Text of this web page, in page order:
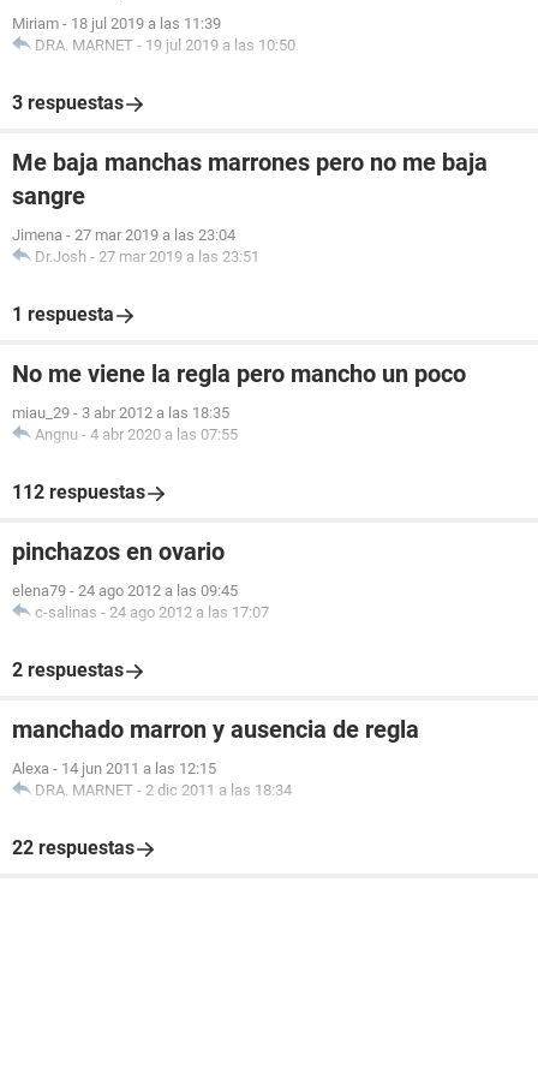
Miriam - 18 jul 2019 a las 11:39
DRA. MARNET - 19 jul 2019 a las 10:50
3 respuestas
Me baja manchas marrones pero no me baja
sangre
Jimena - 27 mar 2019 a las 23:04
Dr.Josh - 27 mar 2019 a las 23:51
1 respuesta
No me viene la regla pero mancho un poco
miau_29 - 3 abr 2012 a las 18:35
Angnu - 4 abr 2020 a las 07:55
112 respuestas
pinchazos en ovario
elena79 - 24 ago 2012 a las 09:45
c-salinas - 24 ago 2012 a las 17:07
2 respuestas
manchado marron y ausencia de regla
Alexa - 14 jun 2011 a las 12:15
DRA. MARNET - 2 dic 2011 a las 18:34
22 respuestas